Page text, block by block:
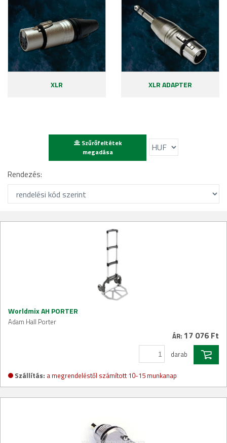
XLR XLR ADAPTER
Szűrőfeltétek
megadása
Rendezés:
Worldmix AH PORTER
Adam Hall Porter
ÁR: 17 076 Ft
darab
Szállítás: a megrendeléstől számított 10-15 munkanap